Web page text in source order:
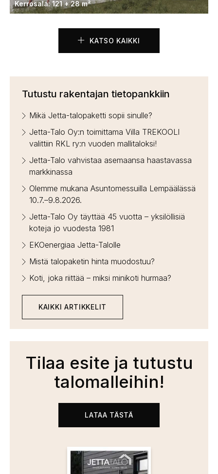
Kerrosala: 121 + 28 m²
KATSO KAIKKI
Tutustu rakentajan tietopankkiin
Mikä Jetta-talopaketti sopii sinulle?
Jetta-Talo Oy:n toimittama Villa TREKOOLI
valittiin RKL ry:n vuoden mallitaloksi!
Jetta-Talo vahvistaa asemaansa haastavassa
markkinassa
Olemme mukana Asuntomessuilla Lempäälässä
10.7.–9.8.2026.
Jetta-Talo Oy täyttää 45 vuotta – yksilöllisiä
koteja jo vuodesta 1981
EKOenergiaa Jetta-Talolle
Mistä talopaketin hinta muodostuu?
Koti, joka riittää – miksi minikoti hurmaa?
KAIKKI ARTIKKELIT
Tilaa esite ja tutustu
talomalleihin!
LATAA TÄSTÄ